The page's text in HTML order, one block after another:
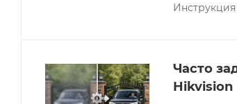
Инструкция
Часто
Hikvision